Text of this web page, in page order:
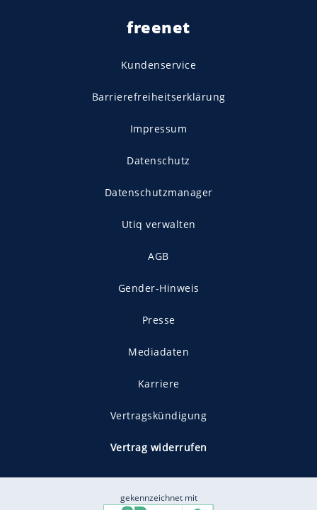
freenet
Kundenservice
Barrierefreiheitserklärung
Impressum
Datenschutz
Datenschutzmanager
Utiq verwalten
AGB
Gender-Hinweis
Presse
Mediadaten
Karriere
Vertragskündigung
Vertrag widerrufen
gekennzeichnet mit